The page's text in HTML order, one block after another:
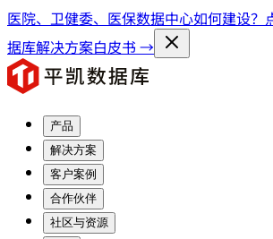
医院、卫健委、医保数据中心如何建设？
据库解决方案白皮书 →
产品
解决方案
客户案例
合作伙伴
社区与资源